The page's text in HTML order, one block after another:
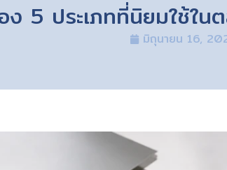
ง 5 ประเภทที่นิยมใช้ใ
มิถุนายน 16,